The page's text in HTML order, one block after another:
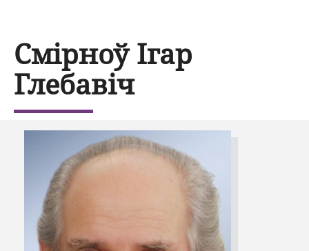
Смірноў Ігар
Глебавіч